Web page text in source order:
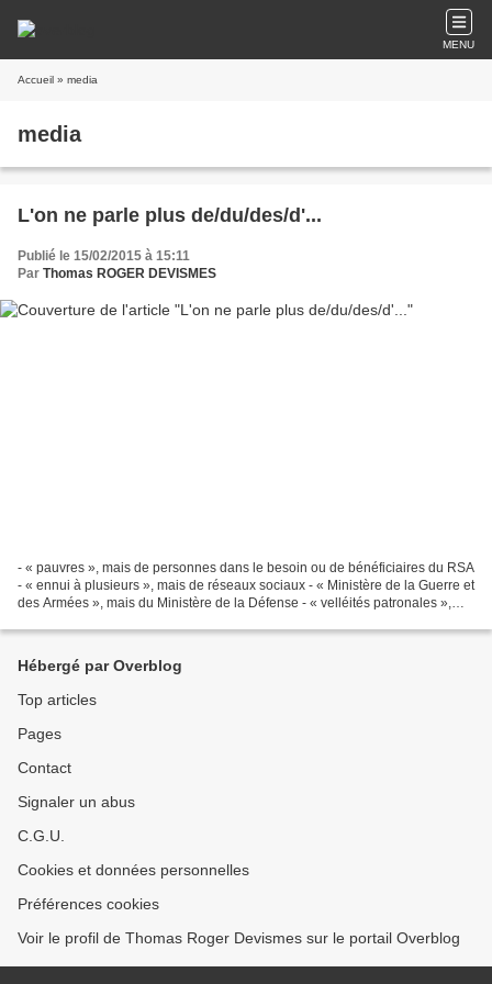
MENU
Accueil » media
media
L'on ne parle plus de/du/des/d'...
Publié le 15/02/2015 à 15:11
Par Thomas ROGER DEVISMES
- « pauvres », mais de personnes dans le besoin ou de bénéficiaires du RSA
- « ennui à plusieurs », mais de réseaux sociaux - « Ministère de la Guerre et
des Armées », mais du Ministère de la Défense - « velléités patronales »,
Hébergé par Overblog
Top articles
Pages
Contact
Signaler un abus
C.G.U.
Cookies et données personnelles
Préférences cookies
Voir le profil de Thomas Roger Devismes sur le portail Overblog